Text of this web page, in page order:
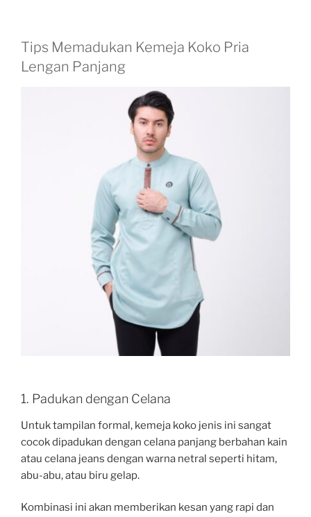
Tips Memadukan Kemeja Koko Pria
Lengan Panjang
1. Padukan dengan Celana
Untuk tampilan formal, kemeja koko jenis ini sangat
cocok dipadukan dengan celana panjang berbahan kain
atau celana jeans dengan warna netral seperti hitam,
abu-abu, atau biru gelap.
Kombinasi ini akan memberikan kesan yang rapi dan